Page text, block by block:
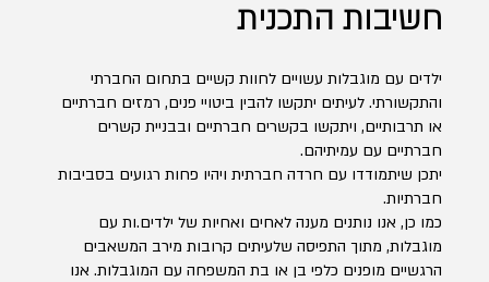
חשיבות התכנית
ילדים עם מוגבלות עשויים לחוות קשיים בתחום החברתי
והתקשורתי. לעיתים יתקשו להבין ביטויי פנים, רמזים חברתיים
או תרבותיים, ויתקשו בקשרים חברתיים ובבניית קשרים
חברתיים עם עמיתיהם.
יתכן שיתמודדו עם חרדה חברתית ויהיו פחות רגועים בסביבות
חברתיות.
כמו כן, אנו נותנים מענה לאחים ואחיות של ילדים.ות עם
מוגבלות, מתוך התפיסה שלעיתים קרובות מירב המשאבים
הרגשיים מופנים כלפי בן או בת המשפחה עם המוגבלות. אנו